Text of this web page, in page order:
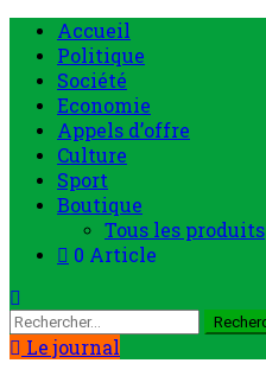
Accueil
Politique
Société
Economie
Appels d’offre
Culture
Sport
Boutique
Tous les produits
0 Article
Le journal